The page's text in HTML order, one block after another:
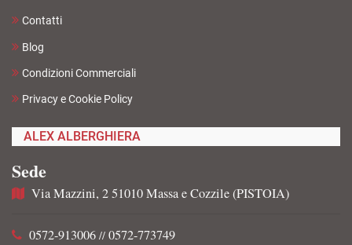
Contatti
Blog
Condizioni Commerciali
Privacy e Cookie Policy
ALEX ALBERGHIERA
Sede
Via Mazzini, 2 51010 Massa e Cozzile (PISTOIA)
0572-913006 // 0572-773749